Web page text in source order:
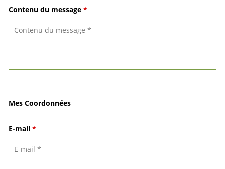
Contenu du message *
Mes Coordonnées
E-mail *